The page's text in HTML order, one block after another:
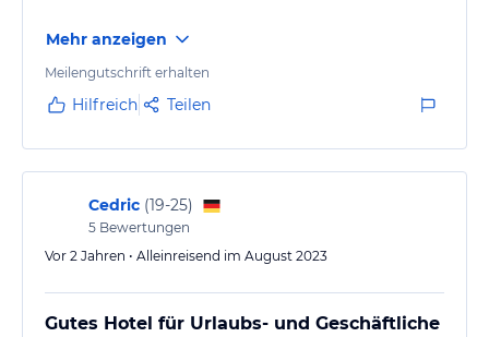
Mehr anzeigen
Meilengutschrift erhalten
Hilfreich Teilen
Cedric (19-25)
5 Bewertungen
Vor 2 Jahren • Alleinreisend im August 2023
Gutes Hotel für Urlaubs- und Geschäftliche